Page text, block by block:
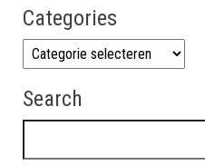
Categories
Categories
Search